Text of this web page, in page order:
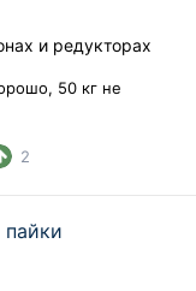
и редукторах
50 кг не
2